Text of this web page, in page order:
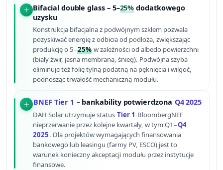
Bifacial double glass – 5–25% dodatkowego
uzysku
Konstrukcja bifacjalna z podwójnym szkłem pozwala
pozyskiwać energię z odbicia od podłoża, zwiększając
produkcję o 5–25% w zależności od albedo powierzchni
(biały żwir, jasna membrana, śnieg). Podwójna szyba
eliminuje też folię tylną podatną na pęknięcia i wilgoć,
podnosząc trwałość mechaniczną modułu.
BNEF Tier 1 – bankability potwierdzona Q4 2025
DAH Solar utrzymuje status Tier 1 BloombergNEF
nieprzerwanie przez kolejne kwartały, w tym Q1–Q4
2025. Dla projektów wymagających finansowania
bankowego lub leasingu (farmy PV, ESCO) jest to
warunek konieczny akceptacji modułu przez instytucje
finansowe.